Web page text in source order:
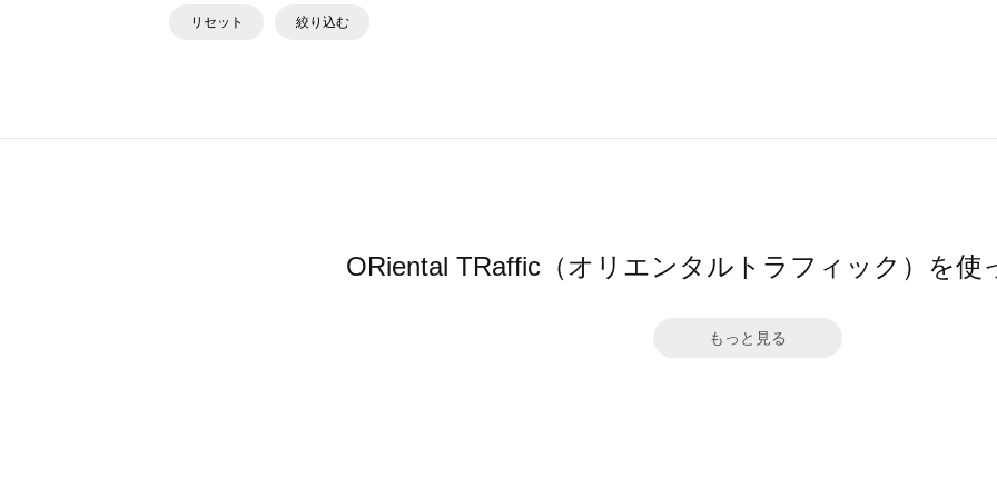
リセット 絞り込む
ORiental TRaffic（オリエンタルトラフィック）を使
もっと見る